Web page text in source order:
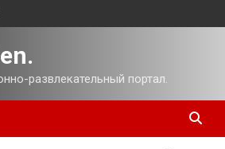
развлекательный портал.